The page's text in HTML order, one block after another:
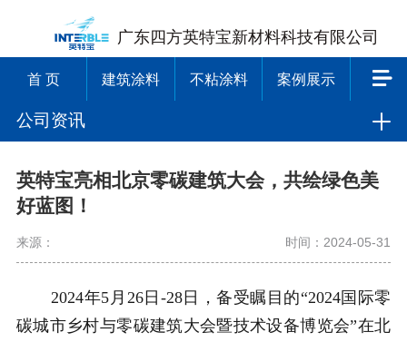
广东四方英特宝新材料科技有限公司
首 页 建筑涂料 不粘涂料 案例展示
公司资讯
英特宝亮相北京零碳建筑大会，共绘绿色美
好蓝图！
来源： 时间：2024-05-31
2024年5月26日-28日，备受瞩目的“2024国际零
碳城市乡村与零碳建筑大会暨技术设备博览会”在北